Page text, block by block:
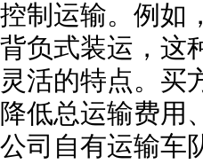
制运输。例如
负式装运，这
活的特点。买
低总运输费用
司自有运输车